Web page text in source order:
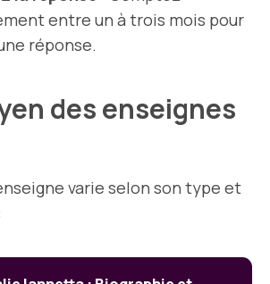
entre un à trois mois pour
réponse.
des enseignes
varie selon son type et